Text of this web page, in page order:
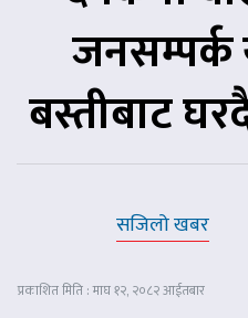
जनसम्पर्क
बस्तीबाट
सजिलो खबर
प्रकाशित मिति : माघ १२, २०८२ आईतबार